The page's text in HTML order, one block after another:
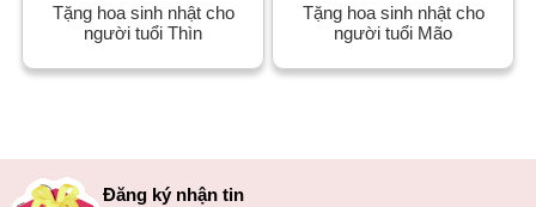
Tặng hoa sinh nhật cho
người tuổi Thìn
Tặng hoa sinh nhật cho
người tuổi Mão
Đăng ký nhận tin